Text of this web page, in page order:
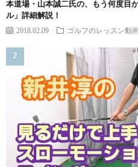
本道場・山本誠二氏の、もう何度目
ル」詳細解説！
2018.02.09 ゴルフのレッスン動